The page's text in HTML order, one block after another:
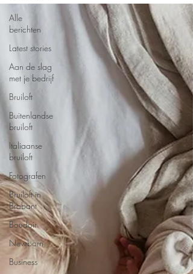
Alle
berichten
Latest stories
Aan de slag
met je bedrijf
Bruiloft
Buitenlandse
bruiloft
Italiaanse
bruiloft
Fotografen
Bruiloft in
Brabant
Boudoir
Newborn
Business